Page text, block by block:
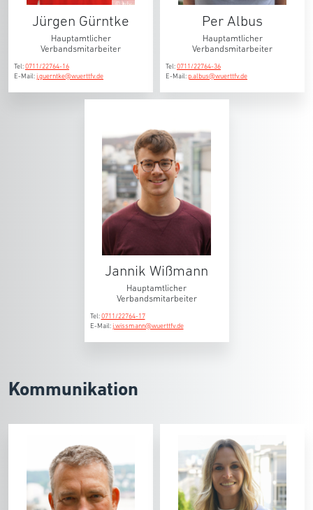
© wfv
Jürgen Gürntke
Hauptamtlicher
Verbandsmitarbeiter
Tel:0711/22764-16
E-Mail:j.guerntke@wuerttfv.de
Per Albus
Hauptamtlicher
Verbandsmitarbeiter
Tel:0711/22764-36
E-Mail: p.albus@wuerttfv.de
Jannik Wißmann
Hauptamtlicher
Verbandsmitarbeiter
Tel:0711/22764-17
E-Mail:j.wissmann@wuerttfv.de
Kommunikation